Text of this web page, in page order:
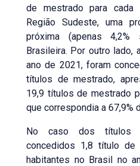
de mestrado para
Região Sudeste, uma
próxima (apenas 4,2%
Brasileira. Por outro lado,
ano de 2021, foram
títulos de mestrado,
19,9 títulos de mestrado
que correspondia a 67,9%
No caso dos
concedidos 1,8 título
habitantes no Brasil no